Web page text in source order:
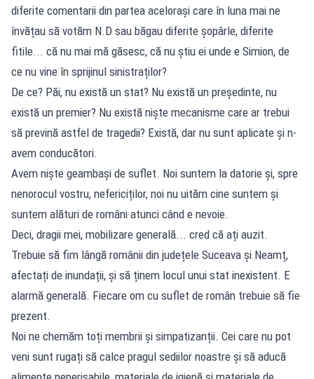
diferite comentarii din partea acelorași care în luna mai ne
învățau să votăm N.D sau băgau diferite șopârle, diferite
fitile... că nu mai mă găsesc, că nu știu ei unde e Simion, de
ce nu vine în sprijinul sinistraților?
De ce? Păi, nu există un stat? Nu există un președinte, nu
există un premier? Nu există niște mecanisme care ar trebui
să prevină astfel de tragedii? Există, dar nu sunt aplicate și n-
avem conducători.
Avem niște geambași de suflet. Noi suntem la datorie și, spre
nenorocul vostru, nefericiților, noi nu uităm cine suntem și
suntem alături de români atunci când e nevoie.
Deci, dragii mei, mobilizare generală... cred că ați auzit.
Trebuie să fim lângă românii din județele Suceava și Neamț,
afectați de inundații, și să ținem locul unui stat inexistent. E
alarmă generală. Fiecare om cu suflet de român trebuie să fie
prezent.
Noi ne chemăm toți membrii și simpatizanții. Cei care nu pot
veni sunt rugați să calce pragul sediilor noastre și să aducă